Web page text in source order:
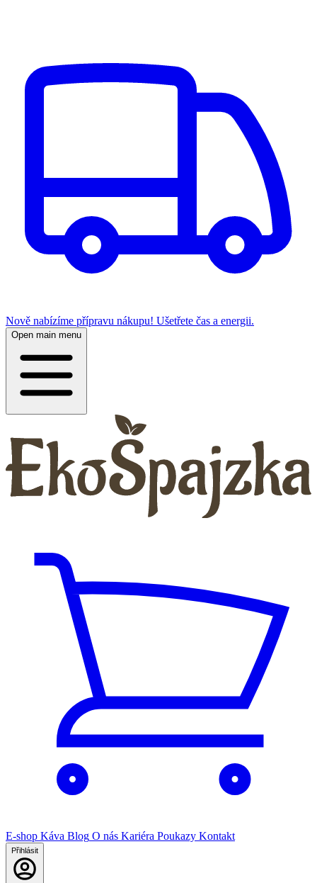
Nově nabízíme přípravu nákupu! Ušetřete čas a energii.
Open main menu
E-shop Káva Blog O nás Kariéra Poukazy Kontakt
Přihlásit